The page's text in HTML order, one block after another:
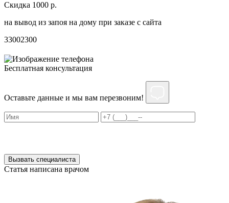
Скидка 1000 р.
на вывод из запоя на дому при заказе с сайта
33002300
Бесплатная консультация
Оставьте данные и мы вам перезвоним!
Вызвать специалиста
Статья написана врачом